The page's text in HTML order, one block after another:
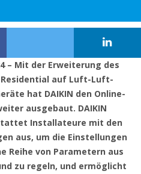
– Mit der Erweiterung des
Residential auf Luft-Luft-
hat DAIKIN den Online-
ausgebaut. DAIKIN
Installateure mit den
aus, um die Einstellungen
Reihe von Parametern aus
zu regeln, und ermöglicht